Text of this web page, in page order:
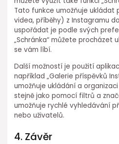
Tato funkce umožňuje
videa, příběhy) z Instagramu
uspořádat je podle svých
„Schránka“ můžete procházet
se vám líbí.
Další možností je použití
například „Galerie příspěvků
umožňuje ukládání a
stejně jako pomocí filtrů a
umožňuje rychlé vyhledávání
nebo uživatelů.
4. Závěr